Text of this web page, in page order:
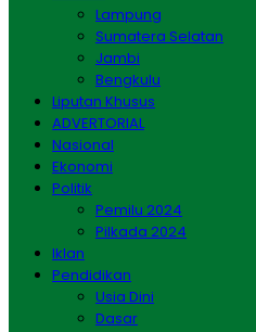
Lampung
Sumatera Selatan
Jambi
Bengkulu
Liputan Khusus
ADVERTORIAL
Nasional
Ekonomi
Politik
Pemilu 2024
Pilkada 2024
Iklan
Pendidikan
Usia Dini
Dasar